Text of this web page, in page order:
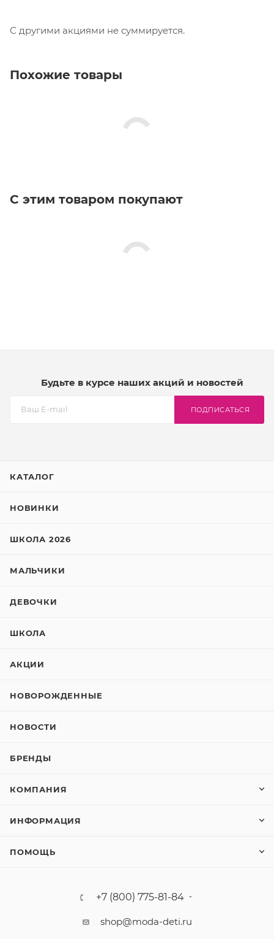
С другими акциями не суммируется.
Похожие товары
С этим товаром покупают
Будьте в курсе наших акций и новостей
ПОДПИСАТЬСЯ
КАТАЛОГ
НОВИНКИ
ШКОЛА 2026
МАЛЬЧИКИ
ДЕВОЧКИ
ШКОЛА
АКЦИИ
НОВОРОЖДЕННЫЕ
НОВОСТИ
БРЕНДЫ
КОМПАНИЯ
ИНФОРМАЦИЯ
ПОМОЩЬ
+7 (800) 775-81-84
shop@moda-deti.ru